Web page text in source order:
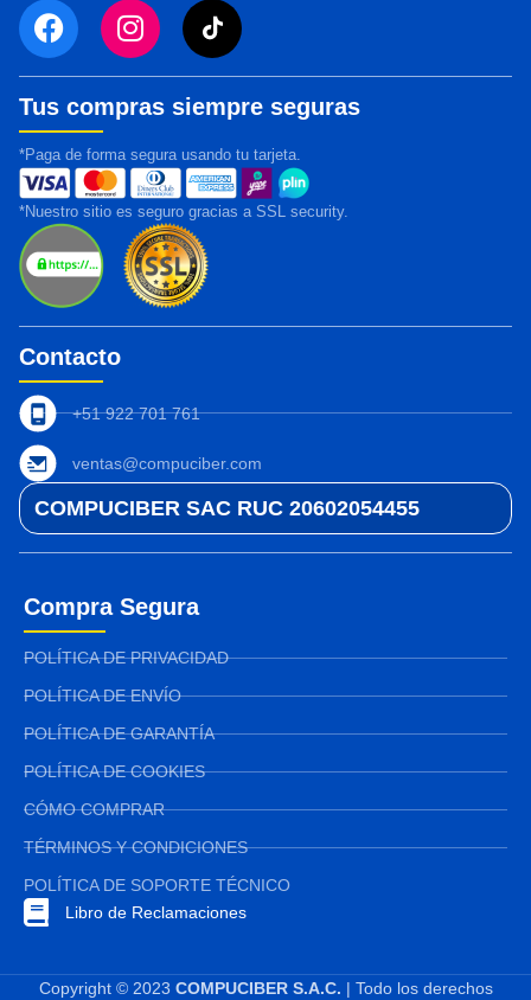
Tus compras siempre seguras
*Paga de forma segura usando tu tarjeta.
*Nuestro sitio es seguro gracias a SSL security.
Contacto
+51 922 701 761
ventas@compuciber.com
COMPUCIBER SAC RUC 20602054455
Compra Segura
POLÍTICA DE PRIVACIDAD
POLÍTICA DE ENVÍO
POLÍTICA DE GARANTÍA
POLÍTICA DE COOKIES
CÓMO COMPRAR
TÉRMINOS Y CONDICIONES
POLÍTICA DE SOPORTE TÉCNICO
Libro de Reclamaciones
Copyright © 2023 COMPUCIBER S.A.C. | Todo los derechos